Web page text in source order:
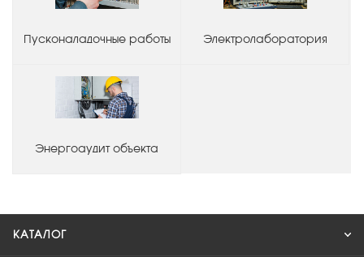
Пусконаладочные работы Электролаборатория
Энергоаудит объекта
КАТАЛОГ